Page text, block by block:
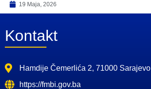
19 Maja, 2026
Kontakt
Hamdije Čemerlića 2, 71000 Sarajevo
https://fmbi.gov.ba